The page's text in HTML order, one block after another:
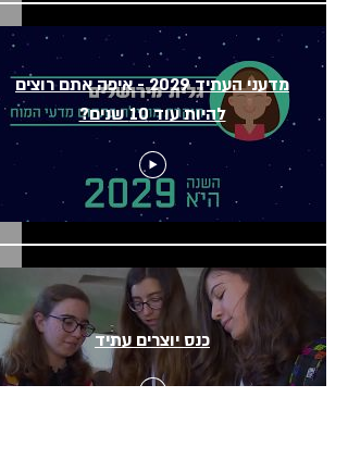
מדעני העתיד 2029 - איפה אתם רוצים
להיות עוד 10 שנים?
כנס יוצרים עתיד